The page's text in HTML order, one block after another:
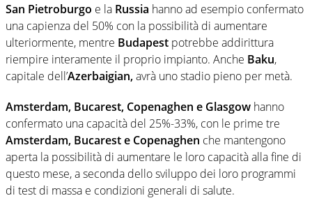
San Pietroburgo e la Russia hanno ad esempio confermato
una capienza del 50% con la possibilità di aumentare
ulteriormente, mentre Budapest potrebbe addirittura
riempire interamente il proprio impianto. Anche Baku,
capitale dell’Azerbaigian,avrà uno stadio pieno per metà.
Amsterdam, Bucarest, Copenaghen e Glasgow hanno
confermato una capacità del 25%-33%, con le prime tre
Amsterdam, Bucarest e Copenaghen che mantengono
aperta la possibilità di aumentare le loro capacità alla fine di
questo mese, a seconda dello sviluppo dei loro programmi
di test di massa e condizioni generali di salute.